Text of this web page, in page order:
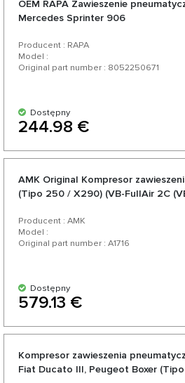
do Twojego samochodu.
OEM RAPA Zawieszenie
Mercedes Sprinter 906
Producent : RAPA
Model :
Original part number : 8052250671
Dostępny
244.98 €
AMK Original Kompresor
(Tipo 250 / X290) (VB-FullAir 2C
Producent : AMK
Model :
Original part number : A1716
Dostępny
579.13 €
Kompresor zawieszenia
Fiat Ducato III, Peugeot Boxer